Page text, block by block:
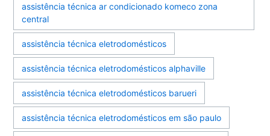
assistência técnica ar condicionado komeco zona
central
assistência técnica eletrodomésticos
assistência técnica eletrodomésticos alphaville
assistência técnica eletrodomésticos barueri
assistência técnica eletrodomésticos em são paulo